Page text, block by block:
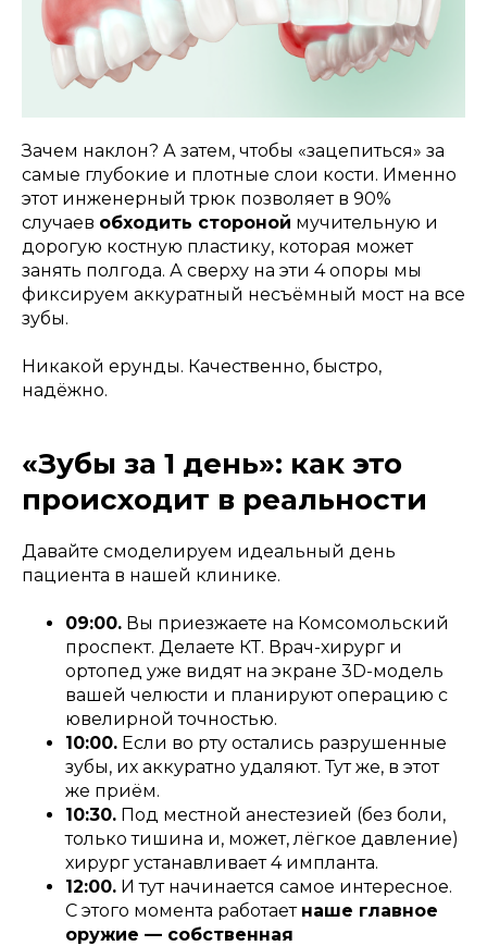
Зачем наклон? А затем, чтобы «зацепиться» за
самые глубокие и плотные слои кости. Именно
этот инженерный трюк позволяет в 90%
случаев обходить стороной мучительную и
дорогую костную пластику, которая может
занять полгода. А сверху на эти 4 опоры мы
фиксируем аккуратный несъёмный мост на все
зубы.
Никакой ерунды. Качественно, быстро,
надёжно.
«Зубы за 1 день»: как это
происходит в реальности
Давайте смоделируем идеальный день
пациента в нашей клинике.
09:00. Вы приезжаете на Комсомольский
проспект. Делаете КТ. Врач-хирург и
ортопед уже видят на экране 3D-модель
вашей челюсти и планируют операцию с
ювелирной точностью.
10:00. Если во рту остались разрушенные
зубы, их аккуратно удаляют. Тут же, в этот
же приём.
10:30. Под местной анестезией (без боли,
только тишина и, может, лёгкое давление)
хирург устанавливает 4 импланта.
12:00. И тут начинается самое интересное.
С этого момента работает наше главное
оружие — собственная